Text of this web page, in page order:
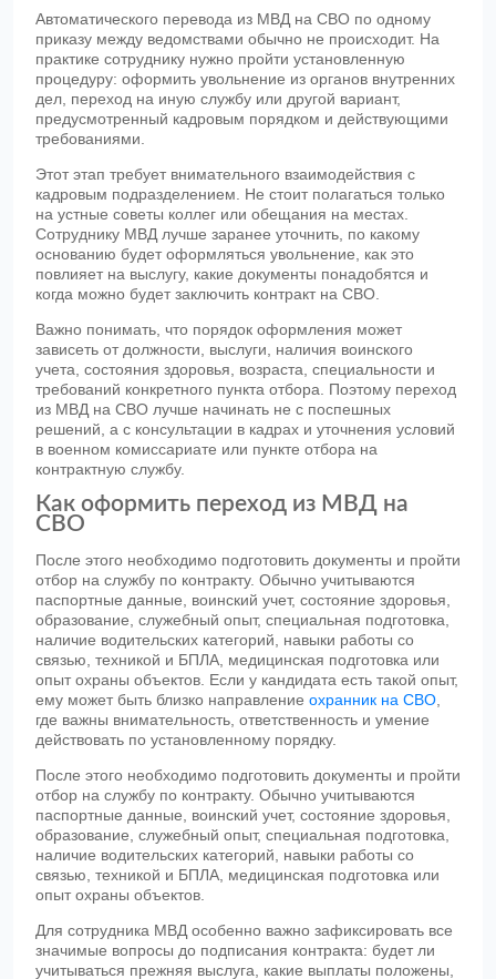
Автоматического перевода из МВД на СВО по одному
приказу между ведомствами обычно не происходит. На
практике сотруднику нужно пройти установленную
процедуру: оформить увольнение из органов внутренних
дел, переход на иную службу или другой вариант,
предусмотренный кадровым порядком и действующими
требованиями.
Этот этап требует внимательного взаимодействия с
кадровым подразделением. Не стоит полагаться только
на устные советы коллег или обещания на местах.
Сотруднику МВД лучше заранее уточнить, по какому
основанию будет оформляться увольнение, как это
повлияет на выслугу, какие документы понадобятся и
когда можно будет заключить контракт на СВО.
Важно понимать, что порядок оформления может
зависеть от должности, выслуги, наличия воинского
учета, состояния здоровья, возраста, специальности и
требований конкретного пункта отбора. Поэтому переход
из МВД на СВО лучше начинать не с поспешных
решений, а с консультации в кадрах и уточнения условий
в военном комиссариате или пункте отбора на
контрактную службу.
Как оформить переход из МВД на
СВО
После этого необходимо подготовить документы и пройти
отбор на службу по контракту. Обычно учитываются
паспортные данные, воинский учет, состояние здоровья,
образование, служебный опыт, специальная подготовка,
наличие водительских категорий, навыки работы со
связью, техникой и БПЛА, медицинская подготовка или
опыт охраны объектов. Если у кандидата есть такой опыт,
ему может быть близко направление охранник на СВО
где важны внимательность, ответственность и умение
действовать по установленному порядку.
После этого необходимо подготовить документы и пройти
отбор на службу по контракту. Обычно учитываются
паспортные данные, воинский учет, состояние здоровья,
образование, служебный опыт, специальная подготовка,
наличие водительских категорий, навыки работы со
связью, техникой и БПЛА, медицинская подготовка или
опыт охраны объектов.
Для сотрудника МВД особенно важно зафиксировать все
значимые вопросы до подписания контракта: будет ли
учитываться прежняя выслуга, какие выплаты положены,